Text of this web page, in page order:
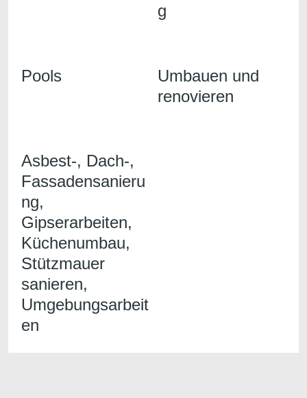
g
Pools
Umbauen und
renovieren
Asbest-, Dach-,
Fassadensanieru
ng,
Gipserarbeiten,
Küchenumbau,
Stützmauer
sanieren,
Umgebungsarbeit
en